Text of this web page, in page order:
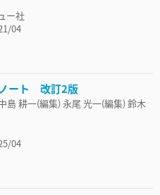
ー社
04
ート 改訂2版
島 耕一(編集) 永尾 光一(編集) 鈴木
04